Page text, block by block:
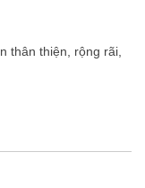
thân thiện, rộng rãi,